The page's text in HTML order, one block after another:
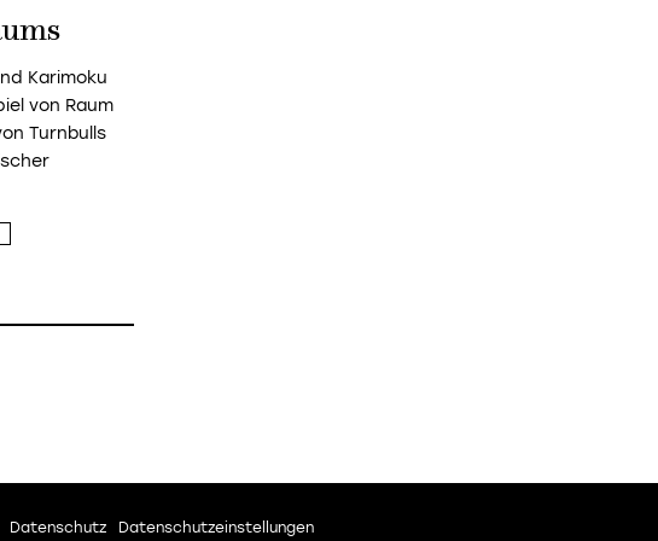
Karimoku
von Raum
Turnbulls
Datenschutz Datenschutzeinstellungen